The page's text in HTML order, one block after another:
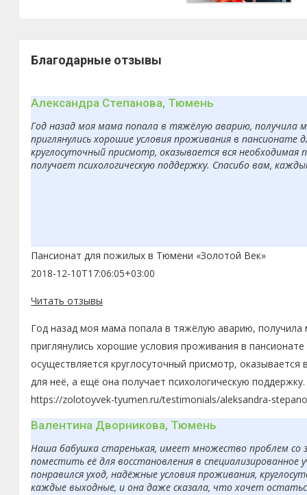
Благодарные отзывы
Александра Степанова, Тюмень
Год назад моя мама попала в тяжёлую аварию, получила
приглянулись хорошие условия проживания в
круглосуточный присмотр, оказывается вся
получает психологическую поддержку. Спасибо вам,
Пансионат для пожилых в Тюмени «Золотой Век»
2018-12-10T17:06:05+03:00
Читать отзывы
Год назад моя мама попала в тяжёлую аварию,
приглянулись хорошие условия проживания в
осуществляется круглосуточный присмотр,
для неё, а ещё она получает психологическую
https://zolotoyvek-tyumen.ru/testimonials/aleksandra-
Валентина Дворникова, Тюмень
Наша бабушка старенькая, имеет множество проблем со
поместить её для восстановления в
понравился уход, надёжные условия проживания,
каждые выходные, и она даже сказала, что хочет